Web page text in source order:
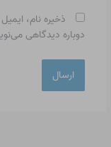
ذخیره نام،
دوباره دیدگاهی